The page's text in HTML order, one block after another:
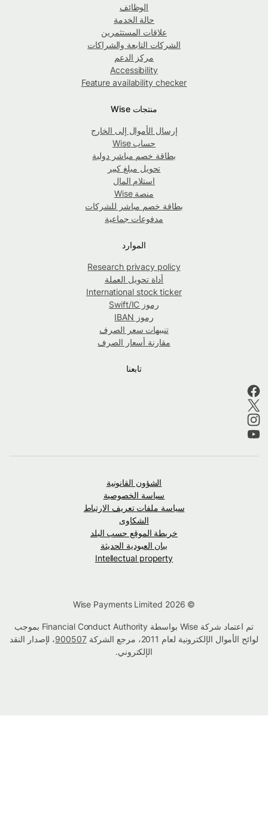
الوظائف
حالة الخدمة
علاقات المستثمرين
الشركات التابعة والشراكات
مركز الدعم
Accessibility
Feature availability checker
منتجات Wise
إرسال الأموال إلى الخارج
حساب Wise
بطاقة خصم مباشر دولية
تحويل مبلغ كبير
استلام المال
منصة Wise
بطاقة خصم مباشر للشركات
مدفوعات جماعية
الموارد
Research privacy policy
أداة تحويل العملة
International stock ticker
رموز Swift/IC
رموز IBAN
تنبيهات سعر الصرف
مقارنة أسعار الصرف
تابعنا
الشؤون القانونية
سياسة الخصوصية
سياسة ملفات تعريف الارتباط
الشكاوى
خريطة الموقع حسب البلد
بيان العبودية الحديثة
Intellectual property
تم اعتماد شركة Wise بواسطة Financial Conduct Authority بموجب
لوائح الأموال الإلكترونية لعام 2011، مرجع الشركة
900507، لإصدار النقد
الإلكتروني.